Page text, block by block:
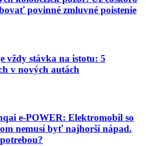
povinné zmluvné poistenie
vždy stávka na istotu: 5
v nových autách
e-POWER: Elektromobil so
nemusí byť najhorší nápad.